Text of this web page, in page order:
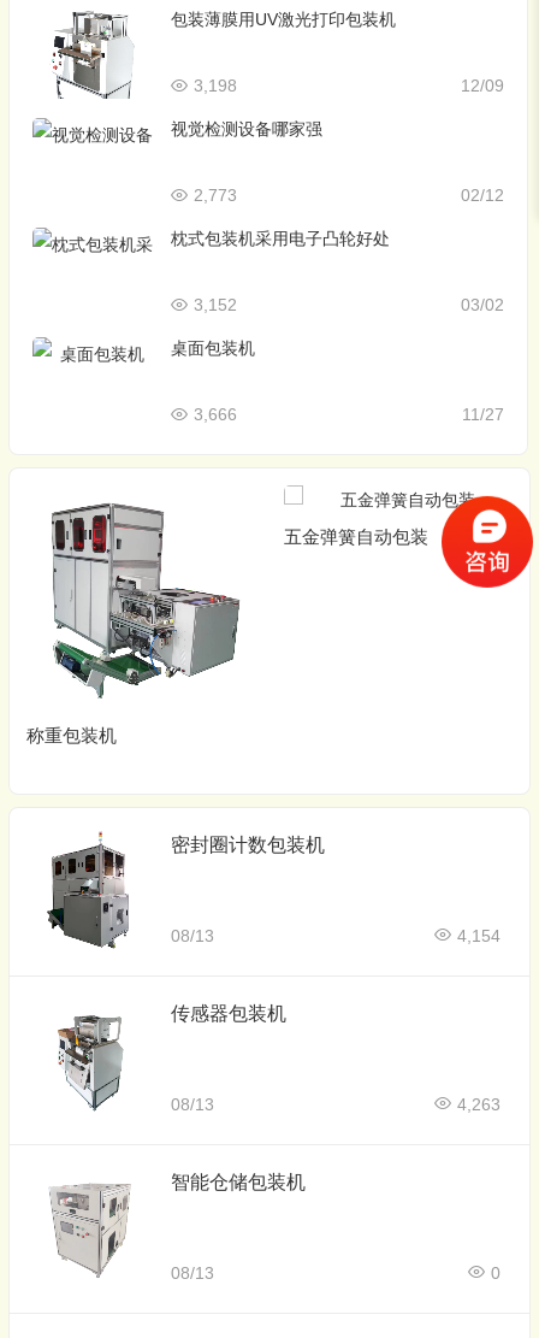
包装薄膜用UV激光打印包装机
12/09
3,198
视觉检测设备哪家强
02/12
2,773
枕式包装机采用电子凸轮好处
03/02
3,152
桌面包装机
11/27
3,666
称重包装机
五金弹簧自动包装
密封圈计数包装机
08/13 4,154
传感器包装机
08/13 4,263
智能仓储包装机
08/13 0